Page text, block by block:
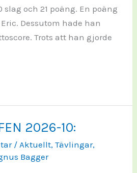
och 21 poäng. En poäng
Dessutom hade han
Trots att han gjorde
2026-10:
/Aktuellt,Tävlingar,
Bagger